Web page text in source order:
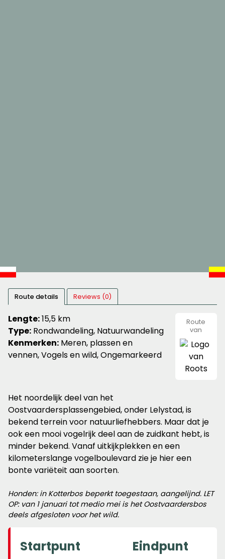
Route details Reviews (0)
Lengte:15,5 km
Type: Rondwandeling, Natuurwandeling
Kenmerken: Meren, plassen en
vennen, Vogels en wild, Ongemarkeerd
Route
van
Het noordelijk deel van het
Oostvaardersplassengebied, onder Lelystad, is
bekend terrein voor natuurliefhebbers. Maar dat je
ook een mooi vogelrijk deel aan de zuidkant hebt, is
minder bekend. Vanaf uitkijkplekken en een
kilometerslange vogelboulevard zie je hier een
bonte variëteit aan soorten.
Honden: in Kotterbos beperkt toegestaan, aangelijnd. LET
OP: van 1 januari tot medio mei is het Oostvaardersbos
deels afgesloten voor het wild.
Startpunt Eindpunt